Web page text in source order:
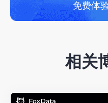
免费体
相关